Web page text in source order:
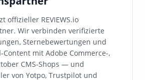
offizieller REVIEWS.io
Wir verbinden verifizierte
Sternebewertungen und
Content mit Adobe Commerce-,
CMS-Shops — und
von Yotpo, Trustpilot und